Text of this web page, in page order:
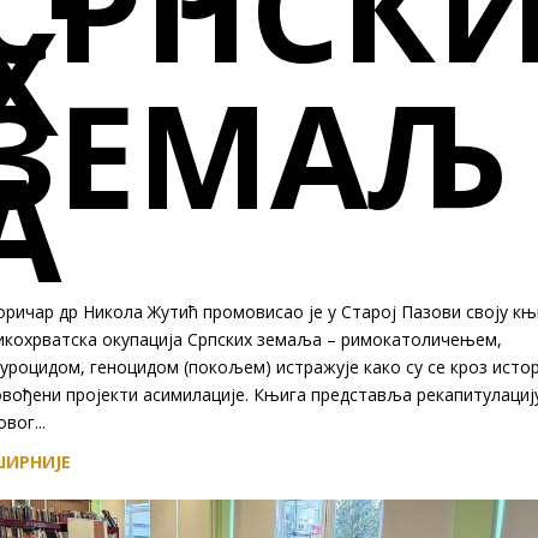
др Никола Жутић промовисао је у Старој Пазови своју
окупација Српских земаља – римокатоличењем,
геноцидом (покољем) истражује како су се кроз
пројекти асимилације. Књига представља